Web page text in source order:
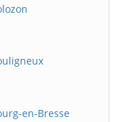
en-Bresse